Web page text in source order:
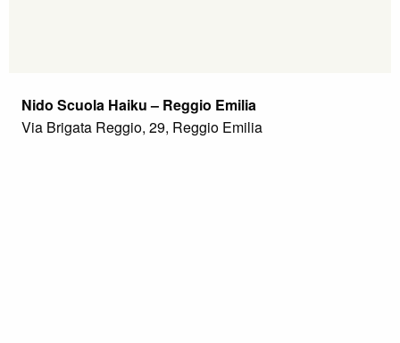
Nido Scuola Haiku – Reggio Emilia
Via Brigata Reggio, 29, Reggio Emilia